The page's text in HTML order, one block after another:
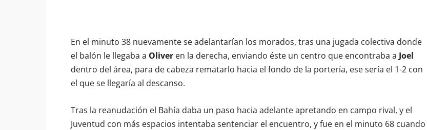
En el minuto 38 nuevamente se adelantarían los morados, tras una jugada colectiva donde
el balón le llegaba a Oliver en la derecha, enviando éste un centro que encontraba a Joel
dentro del área, para de cabeza rematarlo hacia el fondo de la portería, ese sería el 1-2 con
el que se llegaría al descanso.
Tras la reanudación el Bahía daba un paso hacia adelante apretando en campo rival, y el
Juventud con más espacios intentaba sentenciar el encuentro, y fue en el minuto 68 cuando